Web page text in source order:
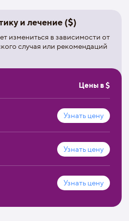
ведущейся по
Основными из которых
малоинвазивную
параклиническую
эндоскопия, гравитационная
оксигенация).
и лечение ($)
измениться в зависимости от
случая или рекомендаций
Цены в $
Узнать цену
Узнать цену
Узнать цену